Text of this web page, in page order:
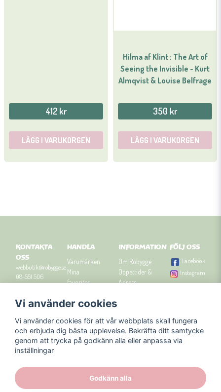
412 kr
LÄGG I VARUKORGEN
Hilma af Klint : The Art of
Seeing the Invisible - Kurt
Almqvist & Louise Belfrage
350 kr
LÄGG I VARUKORGEN
KONTAKTA
OSS
webbutik@robygge.se
08-551 506
Orgnummer: 556463-
HANDLA
Varumärken
Mina
favoriter
Om cookies
Presenttips
INFORMATION
Om Robygge
Öppettider &
Adress
Kontakta oss
Nyhetsbrev
Blogg
FÖLJ OSS
Facebook
Instagram
Vi använder cookies
Vi använder cookies för att vår webbplats skall fungera
och erbjuda dig bästa upplevelse. Bekräfta ditt samtycke
genom att trycka på godkänn alla eller anpassa via
inställningar
Godkänn alla